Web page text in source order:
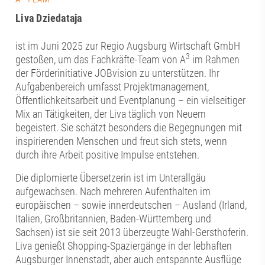
Liva Dziedataja
ist im Juni 2025 zur Regio Augsburg Wirtschaft GmbH
gestoßen, um das Fachkräfte-Team von A3 im Rahmen
der Förderinitiative JOBvision zu unterstützen. Ihr
Aufgabenbereich umfasst Projektmanagement,
Öffentlichkeitsarbeit und Eventplanung – ein vielseitiger
Mix an Tätigkeiten, der Liva täglich von Neuem
begeistert. Sie schätzt besonders die Begegnungen mit
inspirierenden Menschen und freut sich stets, wenn
durch ihre Arbeit positive Impulse entstehen.
Die diplomierte Übersetzerin ist im Unterallgäu
aufgewachsen. Nach mehreren Aufenthalten im
europäischen – sowie innerdeutschen – Ausland (Irland,
Italien, Großbritannien, Baden-Württemberg und
Sachsen) ist sie seit 2013 überzeugte Wahl-Gersthoferin.
Liva genießt Shopping-Spaziergänge in der lebhaften
Augsburger Innenstadt, aber auch entspannte Ausflüge